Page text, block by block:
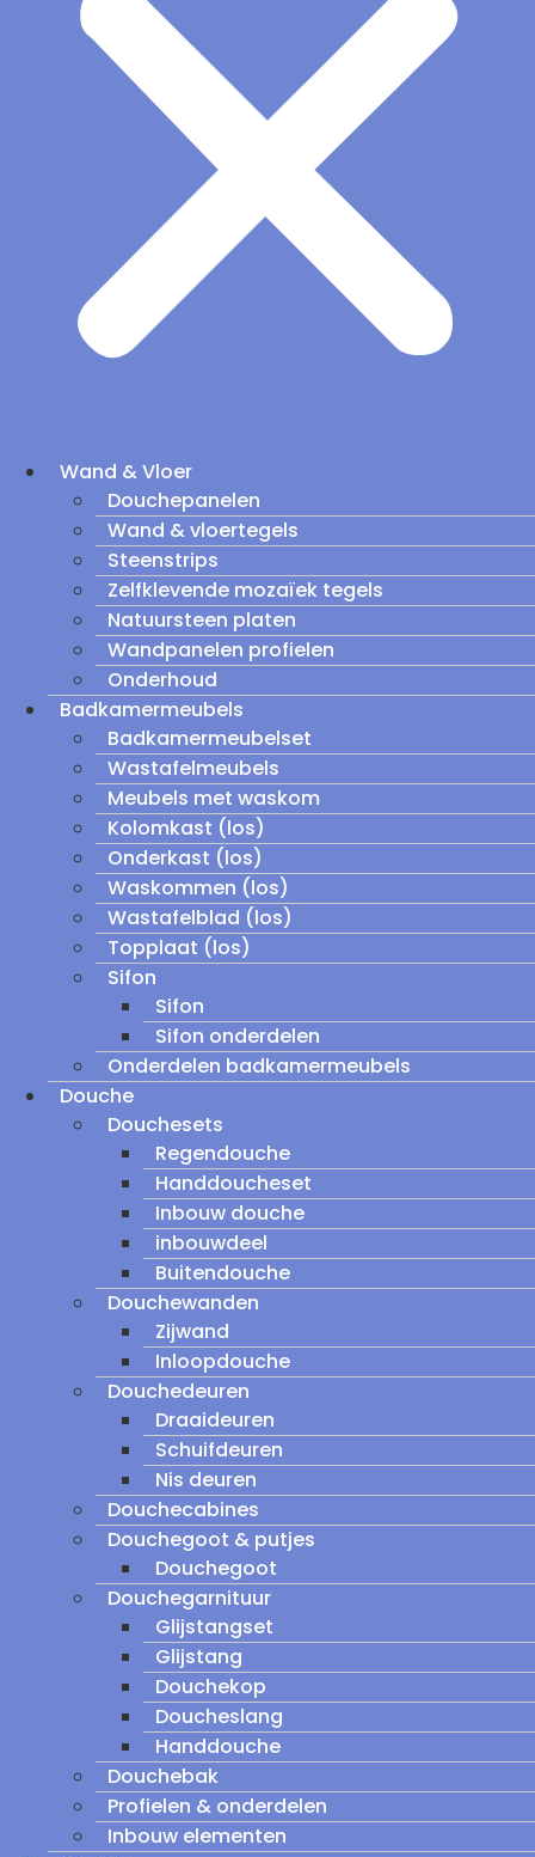
Wand & Vloer
Douchepanelen
Wand & vloertegels
Steenstrips
Zelfklevende mozaïek tegels
Natuursteen platen
Wandpanelen profielen
Onderhoud
Badkamermeubels
Badkamermeubelset
Wastafelmeubels
Meubels met waskom
Kolomkast (los)
Onderkast (los)
Waskommen (los)
Wastafelblad (los)
Topplaat (los)
Sifon
Sifon
Sifon onderdelen
Onderdelen badkamermeubels
Douche
Douchesets
Regendouche
Handdoucheset
Inbouw douche
inbouwdeel
Buitendouche
Douchewanden
Zijwand
Inloopdouche
Douchedeuren
Draaideuren
Schuifdeuren
Nis deuren
Douchecabines
Douchegoot & putjes
Douchegoot
Douchegarnituur
Glijstangset
Glijstang
Douchekop
Doucheslang
Handdouche
Douchebak
Profielen & onderdelen
Inbouw elementen